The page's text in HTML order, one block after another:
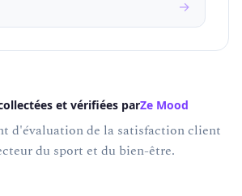
→
et vérifiées parZe Mood
d'évaluation de la satisfaction client
du sport et du bien-être.